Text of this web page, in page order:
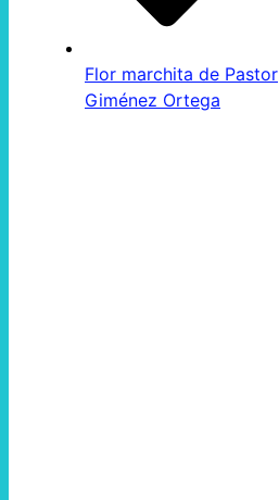
Flor marchita de Pastor
Giménez Ortega